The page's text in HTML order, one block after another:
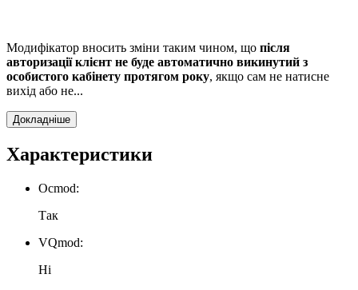
Модифікатор вносить зміни таким чином, що після
авторизації клієнт не буде автоматично викинутий з
особистого кабінету протягом року, якщо сам не натисне
вихід або не...
Докладніше
Характеристики
Ocmod:
Так
VQmod:
Ні